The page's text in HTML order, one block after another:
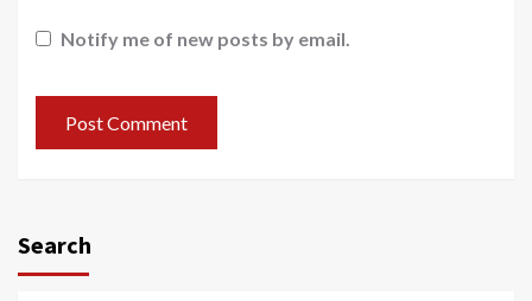
Notify me of new posts by email.
Search